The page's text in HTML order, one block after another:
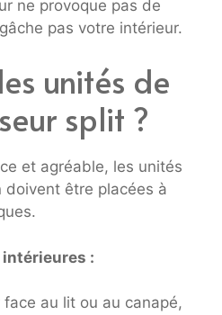
ne provoque pas de
pas votre intérieur.
unités de
split ?
et agréable, les unités
être placées à
intérieures :
au lit ou au canapé,